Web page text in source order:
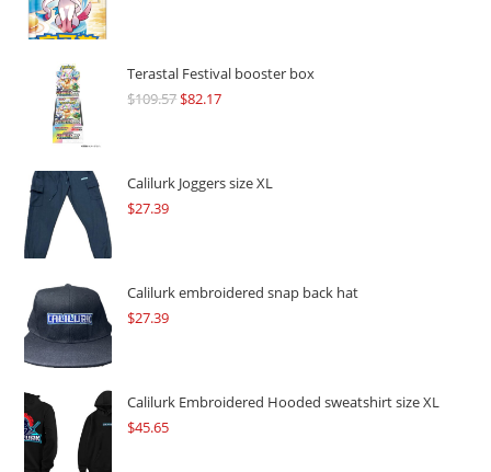
Terastal Festival booster box
$109.57Original
$109.57.
$82.17Current
$82.17.
Calilurk Joggers size XL
$27.39
Calilurk embroidered snap back hat
$27.39
Calilurk Embroidered Hooded sweatshirt size XL
$45.65